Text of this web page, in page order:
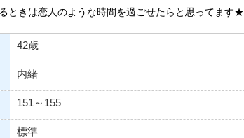
ときは恋人のような時間を過ごせたらと思ってます★
42歳
内緒
151～155
標準